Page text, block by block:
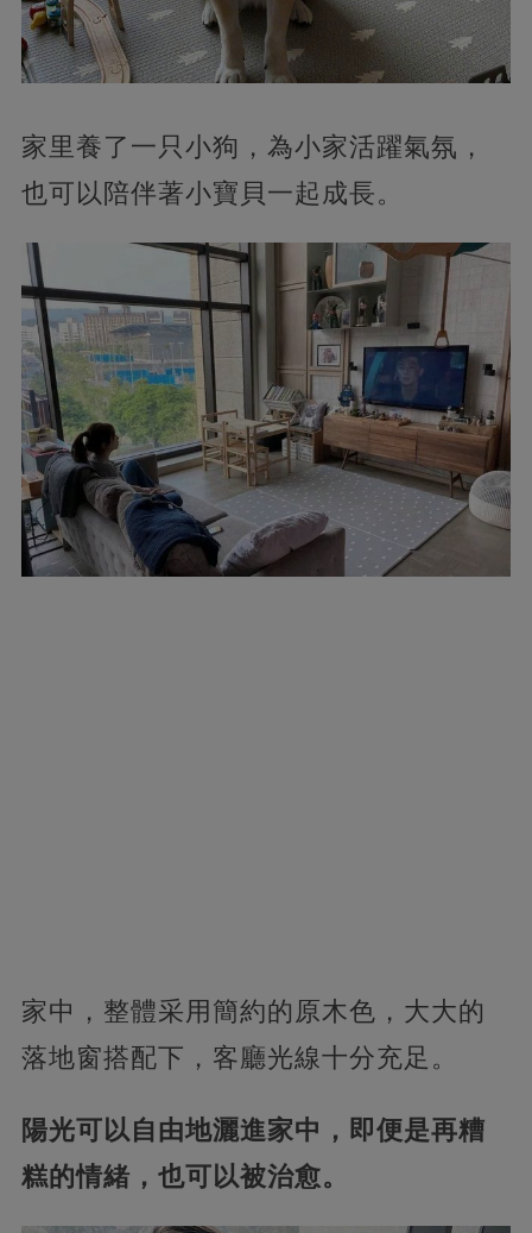
家里養了一只小狗，為小家活躍氣氛，
也可以陪伴著小寶貝一起成長。
家中，整體采用簡約的原木色，大大的
落地窗搭配下，客廳光線十分充足。
陽光可以自由地灑進家中，即便是再糟
糕的情緒，也可以被治愈。